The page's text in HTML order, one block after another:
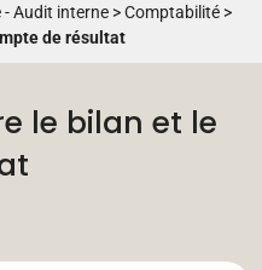
Audit interne >Comptabilité >
de résultat
le bilan et le